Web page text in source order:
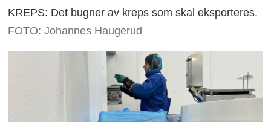
KREPS: Det bugner av kreps som skal eksporteres.
FOTO: Johannes Haugerud